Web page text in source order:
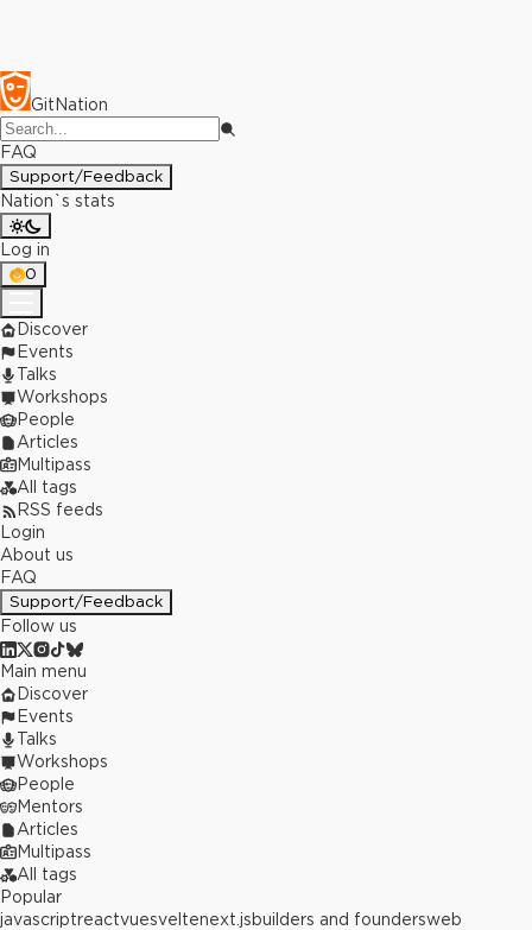
GitNation
FAQ
Support/Feedback
Nation`s stats
Log in
0
Discover
Events
Talks
Workshops
People
Articles
Multipass
All tags
RSS feeds
Login
About us
FAQ
Support/Feedback
Follow us
Main menu
Discover
Events
Talks
Workshops
People
Mentors
Articles
Multipass
All tags
Popular
javascriptreactvuesveltenext.jsbuilders and foundersweb